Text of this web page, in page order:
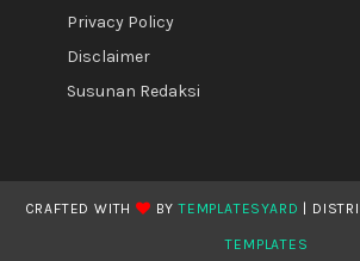
Privacy Policy
Disclaimer
Susunan Redaksi
CRAFTED WITH BYTEMPLATESYARD |
TEMPLATES